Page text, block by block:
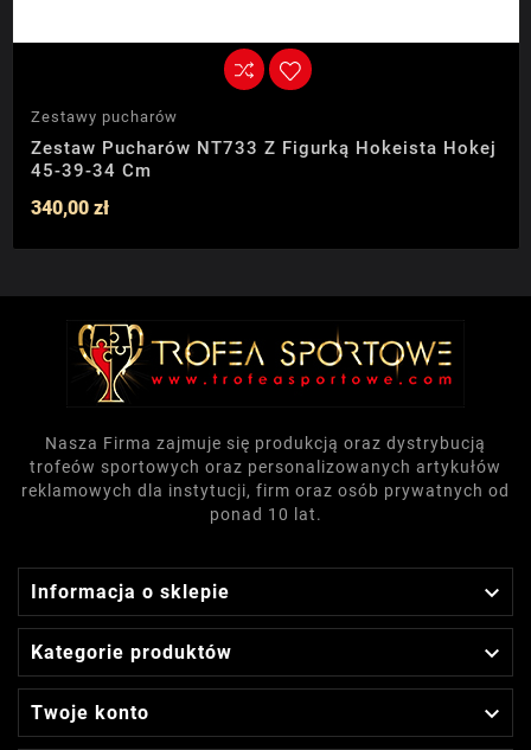
Zestawy pucharów
Zestaw Pucharów NT733 Z Figurką Hokeista Hokej
45-39-34 Cm
340,00 zł
Nasza Firma zajmuje się produkcją oraz dystrybucją
trofeów sportowych oraz personalizowanych artykułów
reklamowych dla instytucji, firm oraz osób prywatnych od
ponad 10 lat.
Informacja o sklepie 
Kategorie produktów 
Twoje konto 